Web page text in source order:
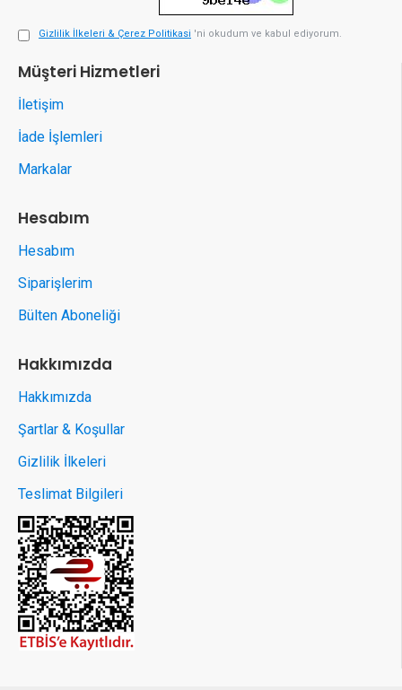
Gizlilik İlkeleri & Çerez Politikasi 'ni okudum ve kabul ediyorum.
Müşteri Hizmetleri
İletişim
İade İşlemleri
Markalar
Hesabım
Hesabım
Siparişlerim
Bülten Aboneliği
Hakkımızda
Hakkımızda
Şartlar & Koşullar
Gizlilik İlkeleri
Teslimat Bilgileri